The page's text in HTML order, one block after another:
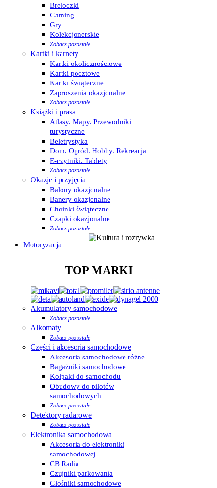
Breloczki
Gaming
Gry
Kolekcjonerskie
Zobacz pozostałe
Kartki i karnety
Kartki okolicznościowe
Kartki pocztowe
Kartki świąteczne
Zaproszenia okazjonalne
Zobacz pozostałe
Książki i prasa
Atlasy. Mapy. Przewodniki
turystyczne
Beletrystyka
Dom. Ogród. Hobby. Rekreacja
E-czytniki. Tablety
Zobacz pozostałe
Okazje i przyjęcia
Balony okazjonalne
Banery okazjonalne
Choinki świąteczne
Czapki okazjonalne
Zobacz pozostałe
Motoryzacja
TOP MARKI
Akumulatory samochodowe
Zobacz pozostałe
Alkomaty
Zobacz pozostałe
Części i akcesoria samochodowe
Akcesoria samochodowe różne
Bagażniki samochodowe
Kołpaki do samochodu
Obudowy do pilotów
samochodowych
Zobacz pozostałe
Detektory radarowe
Zobacz pozostałe
Elektronika samochodowa
Akcesoria do elektroniki
samochodowej
CB Radia
Czujniki parkowania
Głośniki samochodowe